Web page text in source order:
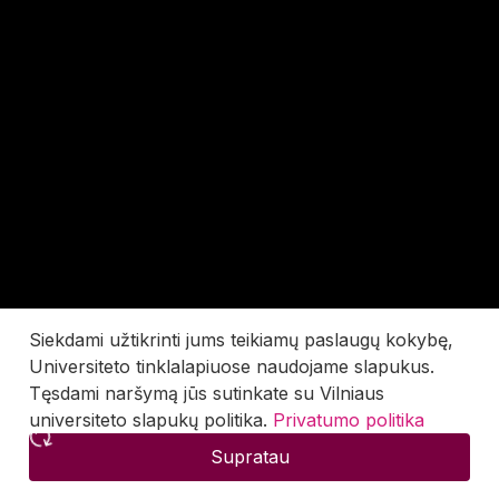
Siekdami užtikrinti jums teikiamų paslaugų kokybę,
Universiteto tinklalapiuose naudojame slapukus.
Tęsdami naršymą jūs sutinkate su Vilniaus
universiteto slapukų politika. Privatumo politika
Supratau